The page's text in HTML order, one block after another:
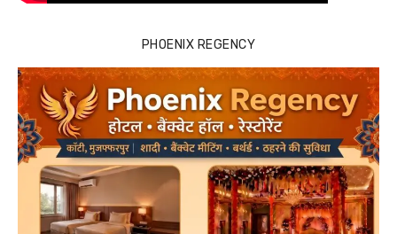
PHOENIX REGENCY